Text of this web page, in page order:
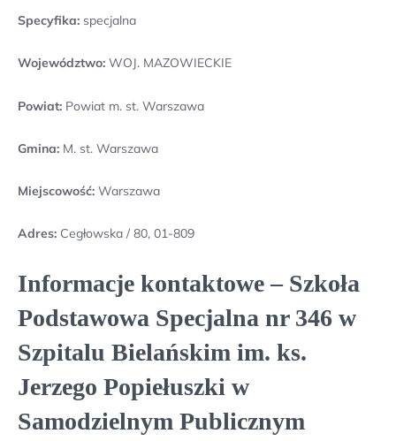
Specyfika: specjalna
Województwo: WOJ. MAZOWIECKIE
Powiat: Powiat m. st. Warszawa
Gmina: M. st. Warszawa
Miejscowość: Warszawa
Adres: Cegłowska / 80, 01-809
Informacje kontaktowe – Szkoła
Podstawowa Specjalna nr 346 w
Szpitalu Bielańskim im. ks.
Jerzego Popiełuszki w
Samodzielnym Publicznym